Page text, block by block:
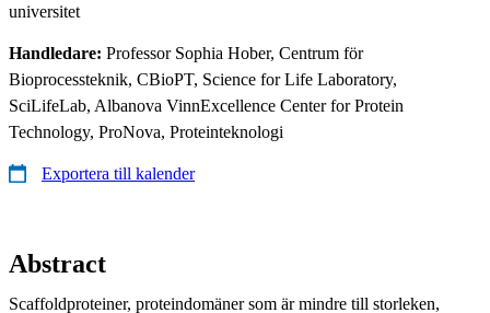
universitet
Handledare: Professor Sophia Hober, Centrum för
Bioprocessteknik, CBioPT, Science for Life Laboratory,
SciLifeLab, Albanova VinnExcellence Center for Protein
Technology, ProNova, Proteinteknologi
Exportera till kalender
Abstract
Scaffoldproteiner, proteindomäner som är mindre till storleken,